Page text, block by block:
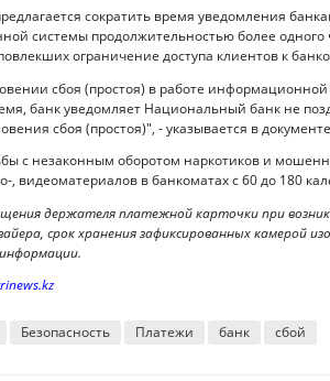
сократить время уведомления
системы продолжительностью более
ограничение доступа клиентов к
сбоя (простоя) в работе
банк уведомляет Национальный банк не
сбоя (простоя)", - указывается в
с незаконным оборотом наркотиков и
, видеоматериалов в банкоматах с 60 до 180
держателя платежной карточки при
срок хранения зафиксированных камерой
Безопасность Платежи банк сбой